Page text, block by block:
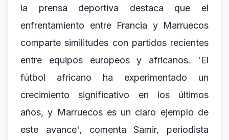
la prensa deportiva destaca que el
enfrentamiento entre Francia y Marruecos
comparte similitudes con partidos recientes
entre equipos europeos y africanos. 'El
fútbol africano ha experimentado un
crecimiento significativo en los últimos
años, y Marruecos es un claro ejemplo de
este avance', comenta Samir, periodista